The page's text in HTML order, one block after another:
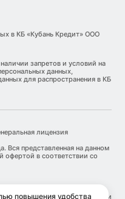
повышения удобства
в КБ «Кубань Кредит» ООО
запретов и условий на
данных,
для распространения в КБ
лицензия
Вся представленная на данном
офертой в соответствии со
по обработке
персональных данных и